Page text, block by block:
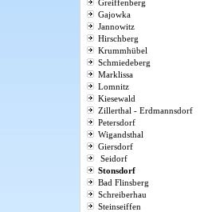
Greiffenberg
Gajowka
Jannowitz
Hirschberg
Krummhübel
Schmiedeberg
Marklissa
Lomnitz
Kiesewald
Zillerthal - Erdmannsdorf
Petersdorf
Wigandsthal
Giersdorf
Seidorf
Stonsdorf
Bad Flinsberg
Schreiberhau
Steinseiffen